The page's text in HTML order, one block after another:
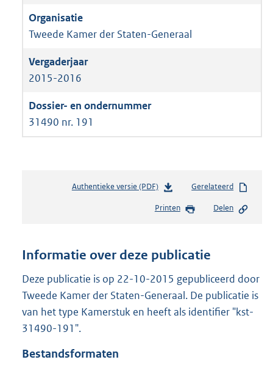
Tweede Kamer der Staten-Generaal
2015-2016
31490 nr. 191
Authentieke versie (PDF)b
s
n
s
r
o
Gerelateerd
Printen Delen
Informatie over deze publicatie
Deze publicatie is op 22-10-2015 gepubliceerd door
Tweede Kamer der Staten-Generaal. De publicatie is
van het type Kamerstuk en heeft als identifier "kst-
31490-191".
Bestandsformaten